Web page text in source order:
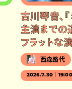
古川琴音、
主演までの
フラットな
西森路代
2026.7.30｜